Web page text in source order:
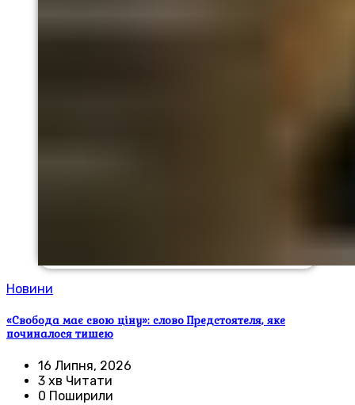
Новини
«Свобода має свою ціну»: слово Предстоятеля, яке
починалося тишею
16 Липня, 2026
3 хв Читати
0 Поширили